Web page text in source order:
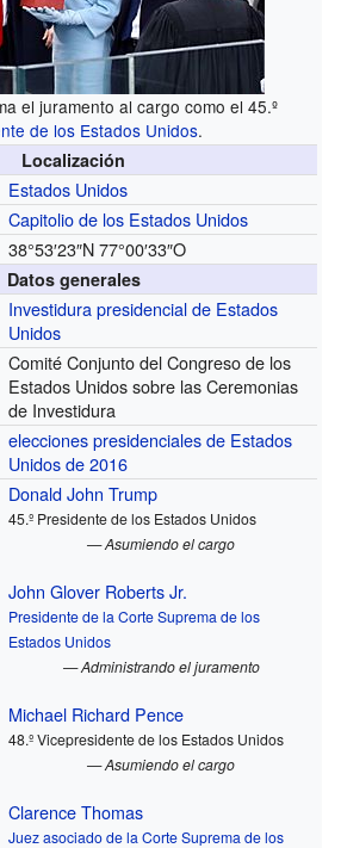
el juramento al cargo como el 45.º
de los Estados Unidos.
Localización
Estados Unidos
Capitolio de los Estados Unidos
38°53′23″N77°00′33″O
Datos generales
Investidura presidencial de Estados
Unidos
Comité Conjunto del Congreso de los
Estados Unidos sobre las Ceremonias
de Investidura
elecciones presidenciales de Estados
Unidos de 2016
Donald John Trump
45.º Presidente de los Estados Unidos
— Asumiendo el cargo
John Glover Roberts Jr.
Presidente de la Corte Suprema de los
Estados Unidos
— Administrando el juramento
Michael Richard Pence
48.º Vicepresidente de los Estados Unidos
— Asumiendo el cargo
Clarence Thomas
Juez asociado de la Corte Suprema de los